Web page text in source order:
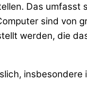
Das umfasst
sind von
werden, die
insbesondere